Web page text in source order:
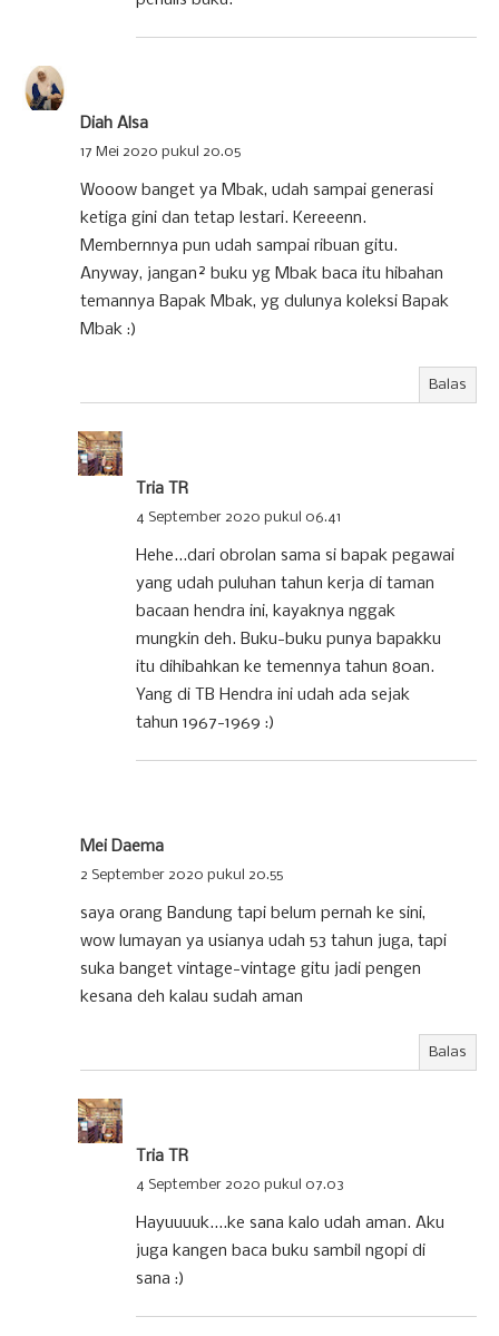
Diah Alsa
17 Mei 2020 pukul 20.05
Wooow banget ya Mbak, udah sampai generasi
ketiga gini dan tetap lestari. Kereeenn.
Membernnya pun udah sampai ribuan gitu.
Anyway, jangan² buku yg Mbak baca itu hibahan
temannya Bapak Mbak, yg dulunya koleksi Bapak
Mbak :)
Balas
Tria TR
4 September 2020 pukul 06.41
Hehe...dari obrolan sama si bapak pegawai
yang udah puluhan tahun kerja di taman
bacaan hendra ini, kayaknya nggak
mungkin deh. Buku-buku punya bapakku
itu dihibahkan ke temennya tahun 80an.
Yang di TB Hendra ini udah ada sejak
tahun 1967-1969 :)
Mei Daema
2 September 2020 pukul 20.55
saya orang Bandung tapi belum pernah ke sini,
wow lumayan ya usianya udah 53 tahun juga, tapi
suka banget vintage-vintage gitu jadi pengen
kesana deh kalau sudah aman
Balas
Tria TR
4 September 2020 pukul 07.03
Hayuuuuk....ke sana kalo udah aman. Aku
juga kangen baca buku sambil ngopi di
sana :)